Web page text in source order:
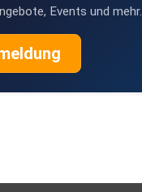
Events und mehr.